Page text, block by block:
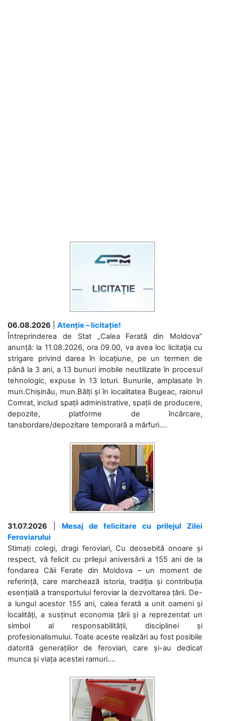
06.08.2026
Atenție – licitație!
Întreprinderea de Stat „Calea Ferată din Moldova”
anunță: la 11.08.2026, ora 09.00, va avea loc licitaţia cu
strigare privind darea în locațiune, pe un termen de
până la 3 ani, a 13 bunuri imobile neutilizate în procesul
tehnologic, expuse în 13 loturi. Bunurile, amplasate în
mun.Chișinău, mun.Bălți și în localitatea Bugeac, raionul
Comrat, includ spații administrative, spații de producere,
depozite, platforme de încărcare,
tansbordare/depozitare temporară a mărfuri....
31.07.2026
Mesaj de felicitare cu prilejul Zilei
Feroviarului
Stimați colegi, dragi feroviari, Cu deosebită onoare și
respect, vă felicit cu prilejul aniversării a 155 ani de la
fondarea Căii Ferate din Moldova – un moment de
referință, care marchează istoria, tradiția și contribuția
esențială a transportului feroviar la dezvoltarea țării. De-
a lungul acestor 155 ani, calea ferată a unit oameni și
localități, a susținut economia țării și a reprezentat un
simbol al responsabilității, disciplinei și
profesionalismului. Toate aceste realizări au fost posibile
datorită generațiilor de feroviari, care și-au dedicat
munca și viața acestei ramuri....